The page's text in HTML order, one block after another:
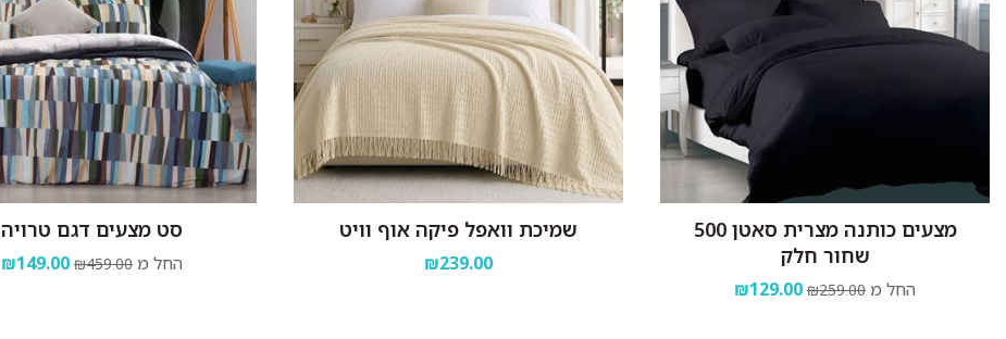
מצעים כותנה מצרית סאטן 500
שחור חלק
החל מ ₪259.00
₪129.00
שמיכת וואפל פיקה אוף וויט
₪239.00
סט מצעים דגם טרויה
החל מ ₪459.00
₪149.00